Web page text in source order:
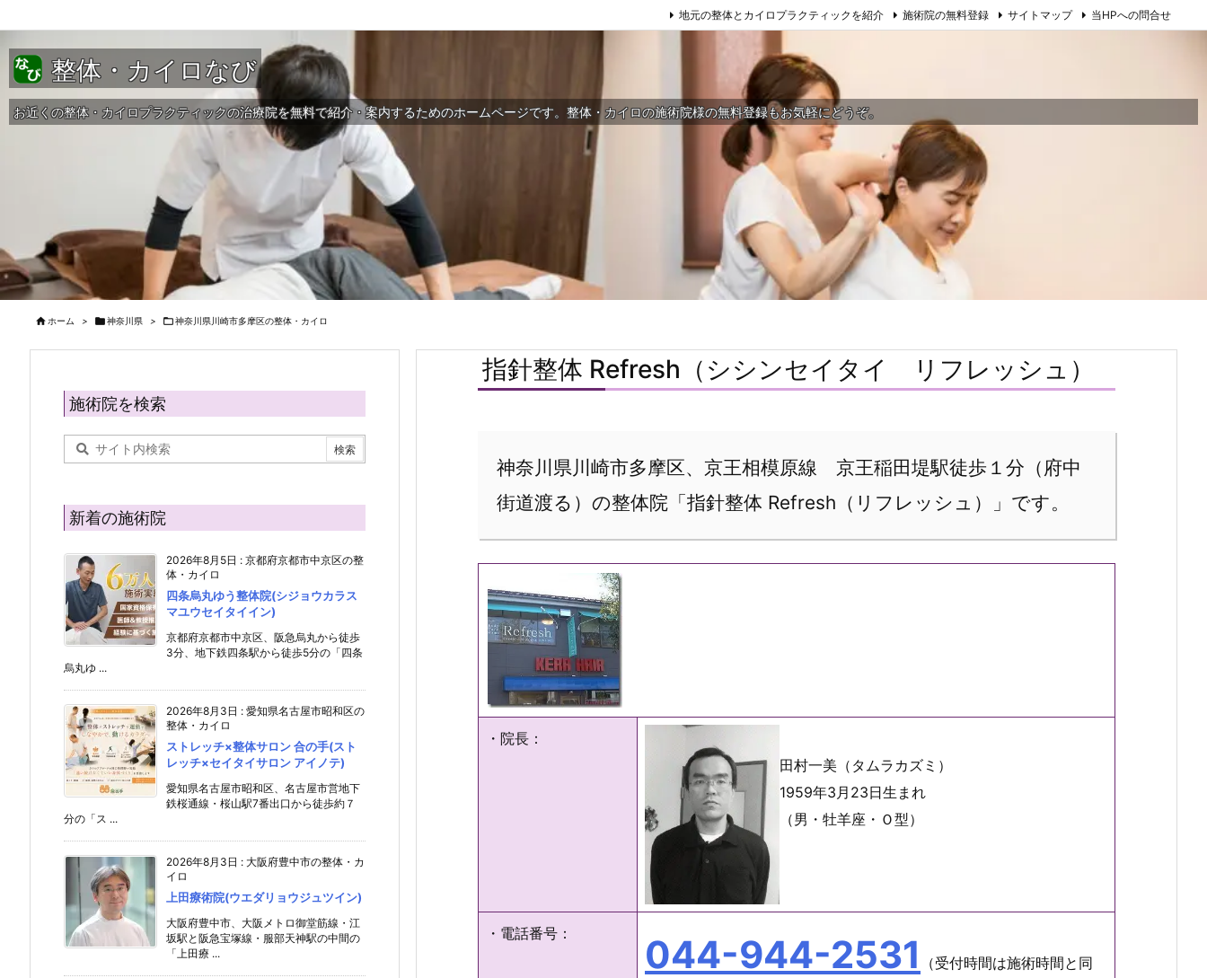
地元の整体とカイロプラクティックを紹介 施術院の無料登録 サイトマップ 当HPへの問合せ
整体・カイロなび
お近くの整体・カイロプラクティックの治療院を無料で紹介・案内するためのホームページです。整体・カイロの施術院様の無料登録もお気軽にどうぞ。
 ホーム > 神奈川県 > 神奈川県川崎市多摩区の整体・カイロ
指針整体 Refresh（シシンセイタイ リフレッシュ）
神奈川県川崎市多摩区、京王相模原線 京王稲田堤駅徒歩１分（府中
街道渡る）の整体院「指針整体 Refresh（リフレッシュ）」です。
・院長：
田村一美（タムラカズミ）
1959年3月23日生まれ
（男・牡羊座・Ｏ型）
・電話番号： 044-944-2531 （受付時間は施術時間と同
施術院を検索
新着の施術院
2026年8月5日 : 京都府京都市中京区の整
体・カイロ
四条烏丸ゆう整体院(シジョウカラス
マユウセイタイイン)
京都府京都市中京区、阪急烏丸から徒歩
3分、地下鉄四条駅から徒歩5分の「四条
烏丸ゆ ...
2026年8月3日 : 愛知県名古屋市昭和区の
整体・カイロ
ストレッチ×整体サロン 合の手(スト
レッチ×セイタイサロン アイノテ)
愛知県名古屋市昭和区、名古屋市営地下
鉄桜通線・桜山駅7番出口から徒歩約７
分の「ス ...
2026年8月3日 : 大阪府豊中市の整体・カ
イロ
上田療術院(ウエダリョウジュツイン)
大阪府豊中市、大阪メトロ御堂筋線・江
坂駅と阪急宝塚線・服部天神駅の中間の
「上田療 ...